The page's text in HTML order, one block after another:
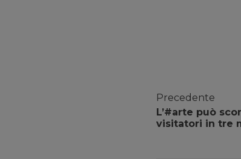
Precedente
L’#arte può
visitatori in tre